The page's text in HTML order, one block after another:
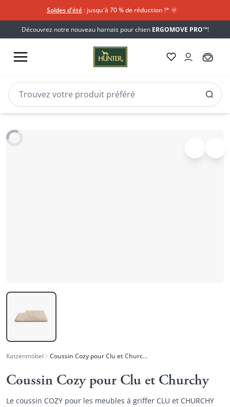
Soldes d'été : jusqu'à 70 % de réduction !*​ 🌞
Découvrez notre nouveau harnais pour chien ERGOMOVE PRO™!
Katzenmöbel Coussin Cozy pour Clu et Churchy
Coussin Cozy pour Clu et Churchy
Le coussin COZY pour les meubles à griffer CLU et CHURCHY